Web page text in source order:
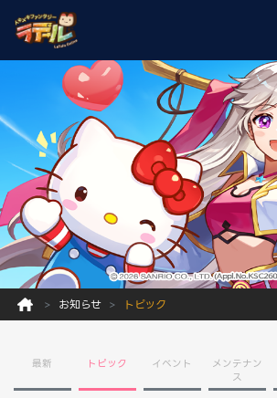
お知らせ トピック
最新 トピック イベント
メンテナン
ス